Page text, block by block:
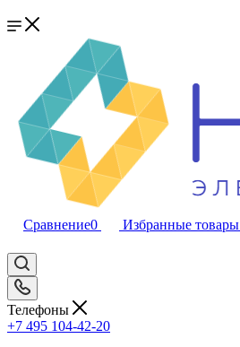
Сравнение0 Избранные товары
Телефоны
+7 495 104-42-20